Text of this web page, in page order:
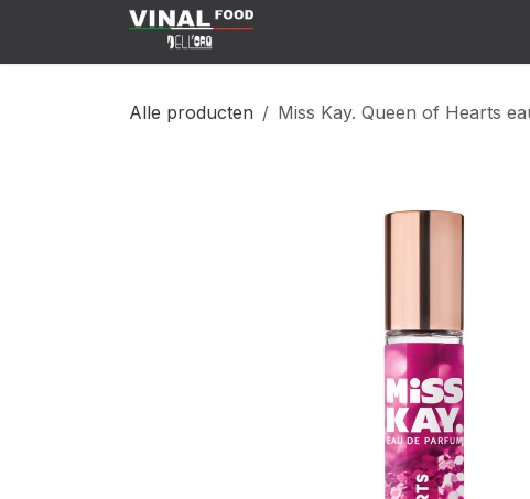
Overslaan naar inhoud
Alle producten Miss Kay. Queen of Hearts